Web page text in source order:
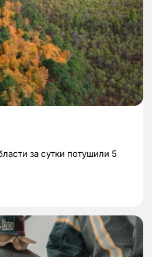
за сутки потушили 5